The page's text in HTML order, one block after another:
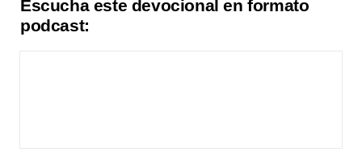
Escucha este devocional en formato
podcast: